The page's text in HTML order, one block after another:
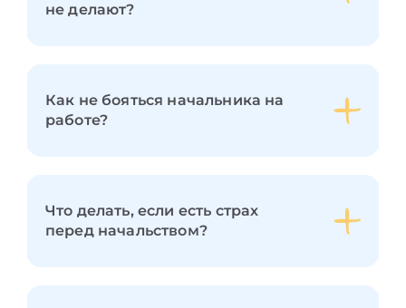
не делают?
Как не бояться начальника на
работе?
Что делать, если есть страх
перед начальством?